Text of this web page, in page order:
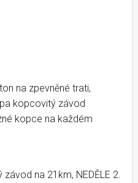
na zpevněné trati,
kopcovitý závod
kopce na každém
na 21km, NEDĚLE 2.